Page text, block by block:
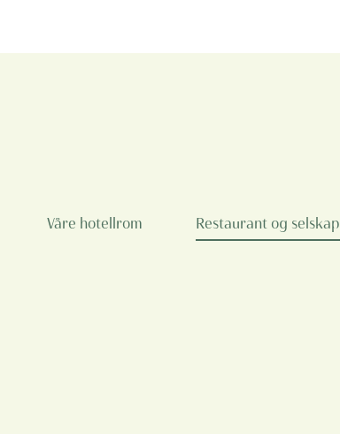
Våre hotellrom Restaurant og selskap